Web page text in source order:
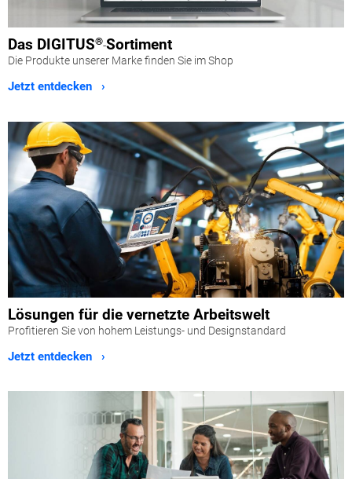
Das DIGITUS®-Sortiment
Die Produkte unserer Marke finden Sie im Shop
Jetzt entdecken ›
Lösungen für die vernetzte Arbeitswelt
Profitieren Sie von hohem Leistungs- und Designstandard
Jetzt entdecken ›